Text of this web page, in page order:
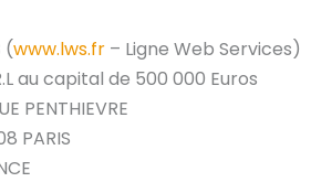
(www.lws.fr – Ligne Web Services)
au capital de 500 000 Euros
PENTHIEVRE
PARIS